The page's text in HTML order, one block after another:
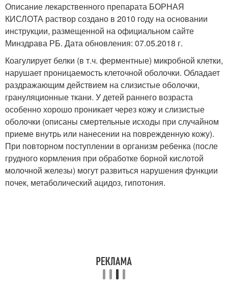
Описание лекарственного препарата БОРНАЯ
КИСЛОТА раствор создано в 2010 году на основании
инструкции, размещенной на официальном сайте
Минздрава РБ. Дата обновления: 07.05.2018 г.
Коагулирует белки (в т.ч. ферментные) микробной клетки,
нарушает проницаемость клеточной оболочки. Обладает
раздражающим действием на слизистые оболочки,
грануляционные ткани. У детей раннего возраста
особенно хорошо проникает через кожу и слизистые
оболочки (описаны смертельные исходы при случайном
приеме внутрь или нанесении на поврежденную кожу).
При повторном поступлении в организм ребенка (после
грудного кормления при обработке борной кислотой
молочной железы) могут развиться нарушения функции
почек, метаболический ацидоз, гипотония.